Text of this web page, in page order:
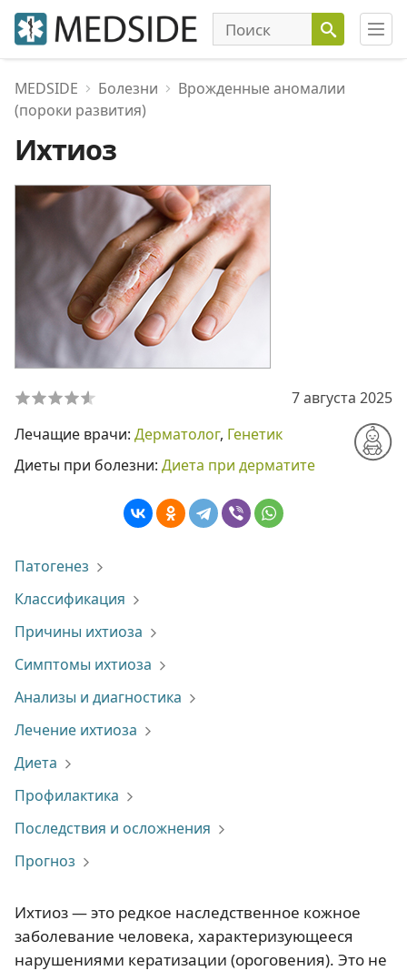
MEDSIDE Болезни
Врожденные аномалии
(пороки развития)
Ихтиоз
7 августа 2025
Лечащие врачи: Дерматолог, Генетик
Диеты при болезни: Диета при дерматите
Патогенез
Классификация
Причины ихтиоза
Симптомы ихтиоза
Анализы и диагностика
Лечение ихтиоза
Диета
Профилактика
Последствия и осложнения
Прогноз
Ихтиоз — это редкое наследственное кожное
заболевание человека, характеризующееся
нарушениями кератизации (ороговения). Это не